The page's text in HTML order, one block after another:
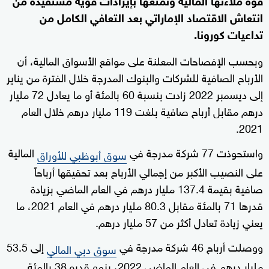
انتعاش الاقتصاد الإماراتي بعد التعافي الكامل من
تداعيات كورونا.
وبحسب الإفصاحات المعلنة على مواقع الأسواق المالية، أن
الأرباح الصافية للشركات والبنوك المدرجة خلال الفترة من يناير
إلى ديسمبر 2022 زادت بنسبة 60 بالمئة أو ما يعادل 72 مليار
درهم مقابل أرباح صافية بلغت 119 مليار درهم خلال العام
2021.
واستحوذت 77 شركة مدرجة في
سوق أبوظبي للأوراقالمالية
على النصيب الأكبر من إجمالي الأرباح بعد تحقيقها أرباحاً
صافية بقيمة 137.4 مليار درهم في العام الماضي بزيادة
قدرها 71 بالمئة مقابل 80.3 مليار درهم في العام 2021، ما
يعني زيادة تعادل أكثر من 57 مليار درهم.
ووصلت أرباح 46 شركة مدرجة في
سوق دبي المالي
إلى 53.5
مليار درهم في العام الماضي 2022، بنمو قدره 38 بالمئة